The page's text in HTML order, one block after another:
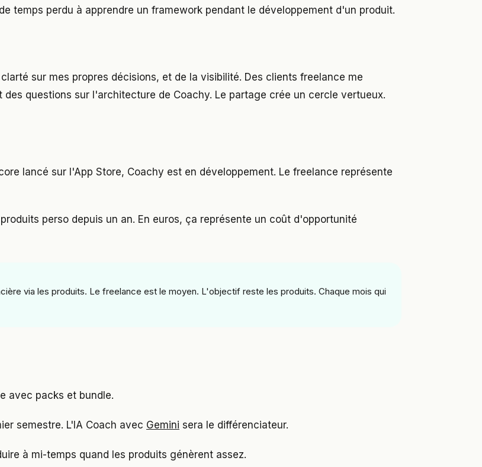
temps perdu à apprendre un framework pendant le développement d'un produit.
sur mes propres décisions, et de la visibilité. Des clients freelance me
questions sur l'architecture de Coachy. Le partage crée un cercle vertueux.
lancé sur l'App Store, Coachy est en développement. Le freelance représente
perso depuis un an. En euros, ça représente un coût d'opportunité
via les produits. Le freelance est le moyen. L'objectif reste les produits. Chaque mois qui
avec packs et bundle.
semestre. L'IA Coach avec Gemini sera le différenciateur.
à mi-temps quand les produits génèrent assez.